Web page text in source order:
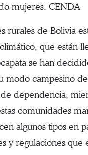
mujeres. CENDA
rurales de Bolivia
que están
se han
modo campesino
dependencia,
comunidades
algunos tipos en
y regulaciones que